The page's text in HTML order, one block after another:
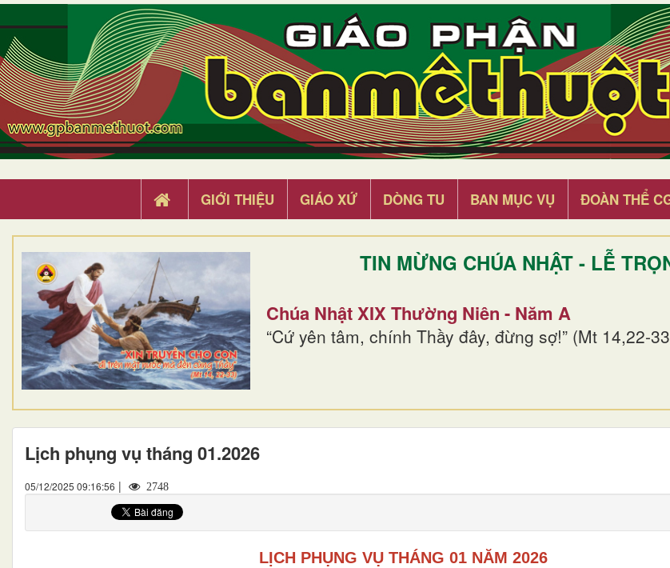
GIỚI THIỆU GIÁO XỨ DÒNG TU BAN MỤC VỤ ĐOÀN THỂ
TIN MỪNG CHÚA NHẬT - LỄ
Chúa Nhật XIX Thường Niên - Năm A
“Cứ yên tâm, chính Thầy đây, đừng sợ!” (Mt 14,22-
Lịch phụng vụ tháng 01.2026
05/12/2025 09:16:56 | 2748
LỊCH PHỤNG VỤ THÁNG 01 NĂM 2026